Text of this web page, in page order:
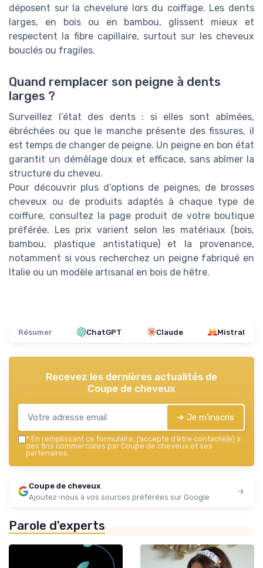
déposent sur la chevelure lors du coiffage. Les dents
larges, en bois ou en bambou, glissent mieux et
respectent la fibre capillaire, surtout sur les cheveux
bouclés ou fragiles.
Quand remplacer son peigne à dents
larges ?
Surveillez l’état des dents : si elles sont abîmées,
ébréchées ou que le manche présente des fissures, il
est temps de changer de peigne. Un peigne en bon état
garantit un démêlage doux et efficace, sans abîmer la
structure du cheveu.
Pour découvrir plus d’options de peignes, de brosses
cheveux ou de produits adaptés à chaque type de
coiffure, consultez la page produit de votre boutique
préférée. Les prix varient selon les matériaux (bois,
bambou, plastique antistatique) et la provenance,
notamment si vous recherchez un peigne fabriqué en
Italie ou un modèle artisanal en bois de hêtre.
Résumer ChatGPT Claude Mistral
Recevez les dernières actualités de
Coupe de cheveux
➔ Je m'inscris
* En remplissant ce formulaire, j’accepte d’être contacté(e) à
des fins commerciales par Coupe de cheveux et ses
partenaires.
Coupe de cheveux
Ajoutez-nous à vos sources préférées sur Google
Parole d'experts